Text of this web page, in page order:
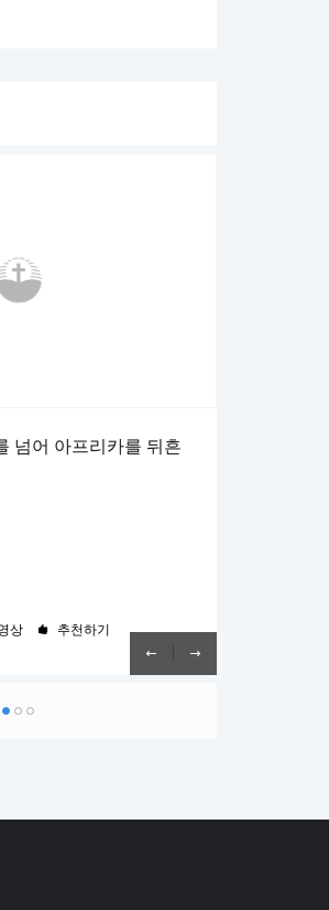
넘어 아프리카를 뒤흔
상 추천하기
예배] 일한 대로 갚으리
내가 속히 오리니 내가 줄 상이
상 추천하기
한 후사
상 추천하기